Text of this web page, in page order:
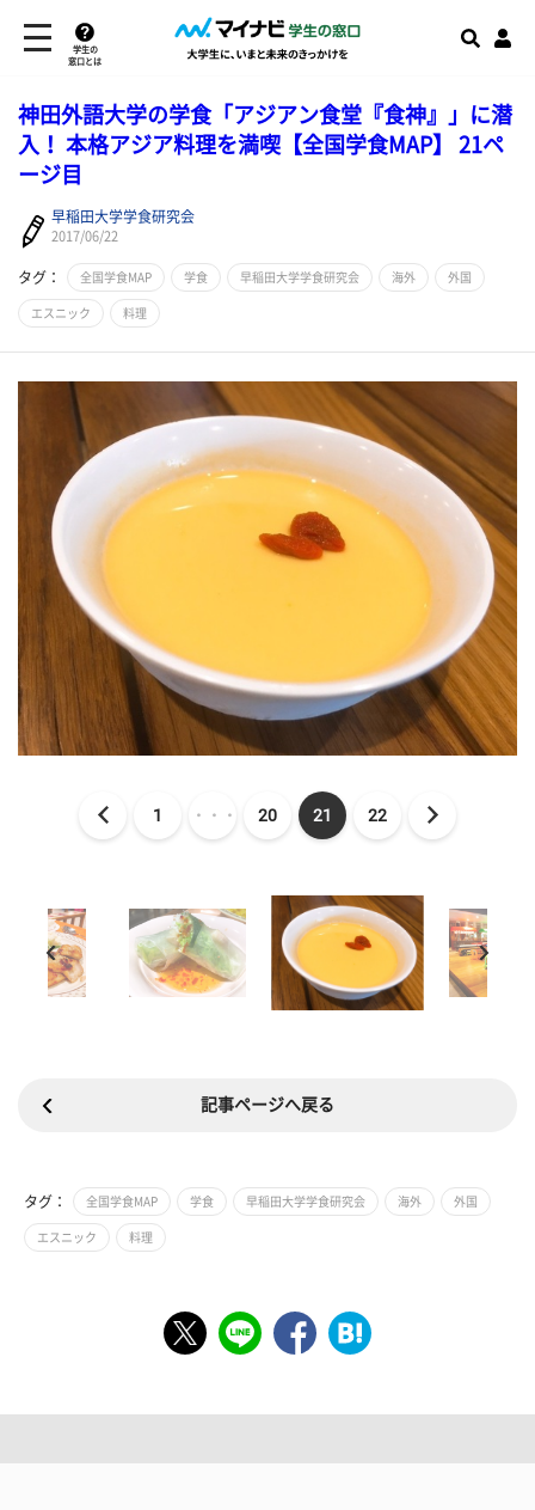
学生の
窓口とは
神田外語大学の学食「アジアン食堂『食神』」に潜
入！ 本格アジア料理を満喫【全国学食MAP】 21ペ
ージ目
早稲田大学学食研究会
2017/06/22
タグ： 全国学食MAP 学食 早稲田大学学食研究会 海外 外国
エスニック 料理
1 ・・・ 20 21 22
記事ページへ戻る
タグ： 全国学食MAP 学食 早稲田大学学食研究会 海外 外国
エスニック 料理